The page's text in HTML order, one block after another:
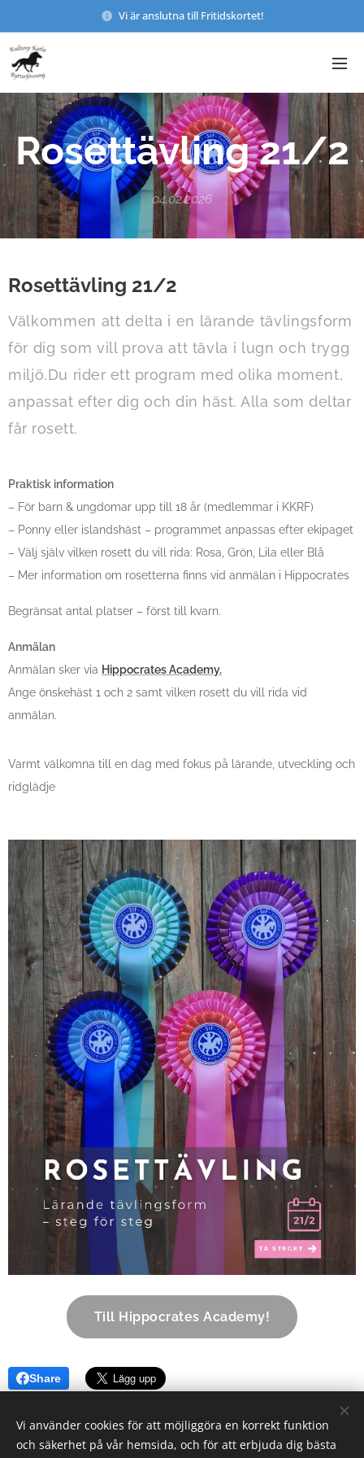
Vi är anslutna till Fritidskortet!
Rosettävling 21/2
04.02.2026
Rosettävling 21/2
Välkommen att delta i en lärande tävlingsform
för dig som vill prova att tävla i lugn och trygg
miljö.Du rider ett program med olika moment,
anpassat efter dig och din häst. Alla som deltar
får rosett.
Praktisk information
– För barn & ungdomar upp till 18 år (medlemmar i KKRF)
– Ponny eller islandshäst – programmet anpassas efter ekipaget
– Välj själv vilken rosett du vill rida: Rosa, Grön, Lila eller Blå
– Mer information om rosetterna finns vid anmälan i Hippocrates
Begränsat antal platser – först till kvarn.
Anmälan
Anmälan sker via Hippocrates Academy.
Ange önskehäst 1 och 2 samt vilken rosett du vill rida vid
anmälan.
Varmt välkomna till en dag med fokus på lärande, utveckling och
ridglädje 🐎✨
Till Hippocrates Academy!
Share
Vi använder cookies för att möjliggöra en korrekt funktion
och säkerhet på vår hemsida, och för att erbjuda dig bästa